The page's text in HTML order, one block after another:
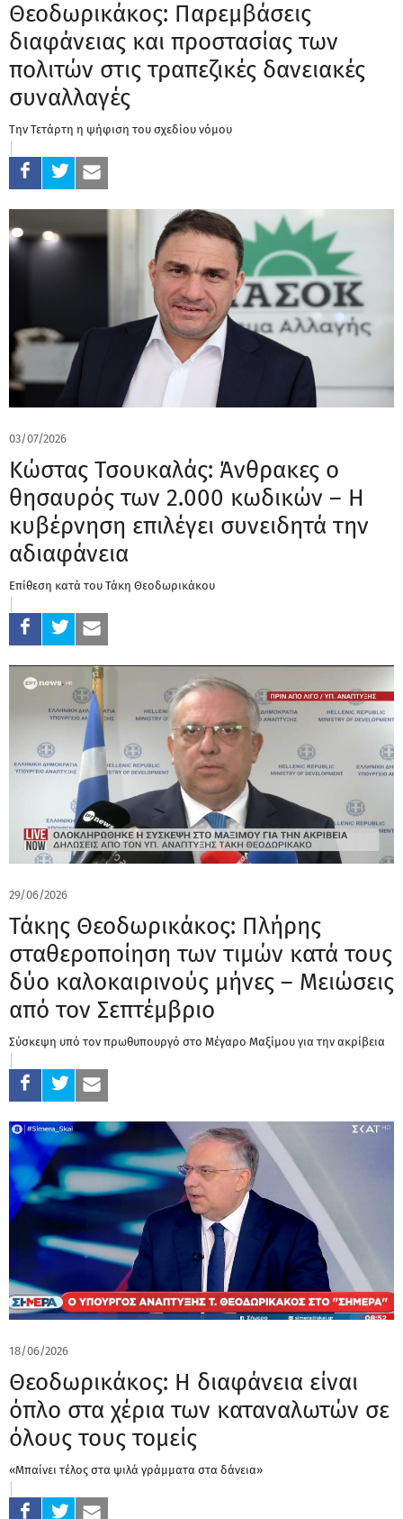
Θεοδωρικάκος: Παρεμβάσεις
διαφάνειας και προστασίας των
πολιτών στις τραπεζικές δανειακές
συναλλαγές
Την Τετάρτη η ψήφιση του σχεδίου νόμου
03/07/2026
Κώστας Τσουκαλάς: Άνθρακες ο
θησαυρός των 2.000 κωδικών – Η
κυβέρνηση επιλέγει συνειδητά την
αδιαφάνεια
Επίθεση κατά του Τάκη Θεοδωρικάκου
29/06/2026
Τάκης Θεοδωρικάκος: Πλήρης
σταθεροποίηση των τιμών κατά τους
δύο καλοκαιρινούς μήνες – Μειώσεις
από τον Σεπτέμβριο
Σύσκεψη υπό τον πρωθυπουργό στο Μέγαρο Μαξίμου για την ακρίβεια
18/06/2026
Θεοδωρικάκος: Η διαφάνεια είναι
όπλο στα χέρια των καταναλωτών σε
όλους τους τομείς
«Μπαίνει τέλος στα ψιλά γράμματα στα δάνεια»